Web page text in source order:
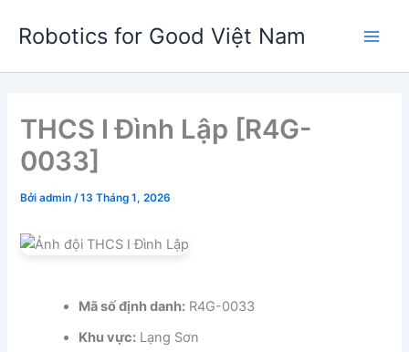
dung
Robotics for Good Việt Nam
THCS I Đình Lập [R4G-
0033]
Bởiadmin /13 Tháng 1, 2026
Mã số định danh: R4G-0033
Khu vực: Lạng Sơn